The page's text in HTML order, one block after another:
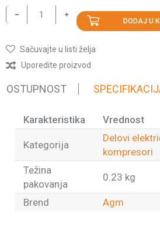
DODAJ U
Sačuvajte u listi želja
Uporedite proizvod
Karakteristika Vrednost
Kategorija
Delovi
kompresori
Težina
pakovanja
0.23 kg
Brend Agm